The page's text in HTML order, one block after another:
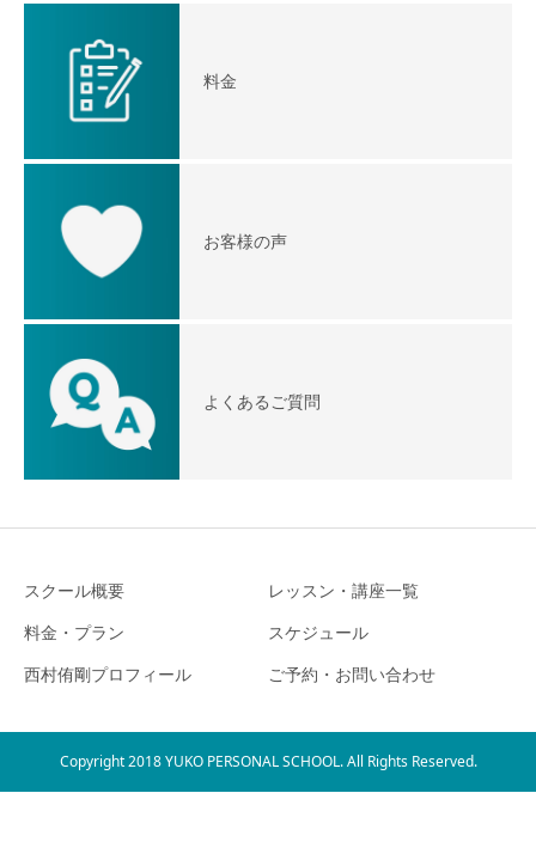
料金
お客様の声
よくあるご質問
スクール概要
レッスン・講座一覧
料金・プラン
スケジュール
西村侑剛プロフィール
ご予約・お問い合わせ
Copyright 2018 YUKO PERSONAL SCHOOL. All Rights Reserved.